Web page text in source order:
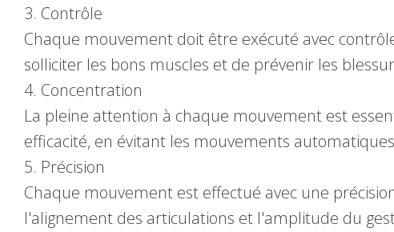
3. Contrôle
Chaque mouvement doit être exécuté avec
solliciter les bons muscles et de prévenir les
4. Concentration
La pleine attention à chaque mouvement est
efficacité, en évitant les mouvements
5. Précision
Chaque mouvement est effectué avec une
l'alignement des articulations et l'amplitude du